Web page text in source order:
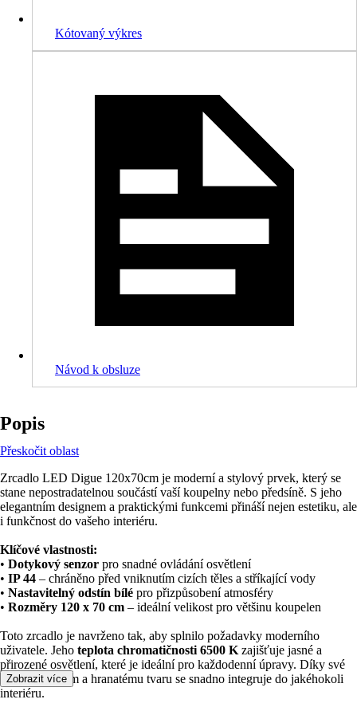
Kótovaný výkres
Návod k obsluze
Popis
Přeskočit oblast
Zrcadlo LED Digue 120x70cm je moderní a stylový prvek, který se
stane nepostradatelnou součástí vaší koupelny nebo předsíně. S jeho
elegantním designem a praktickými funkcemi přináší nejen estetiku, ale
i funkčnost do vašeho interiéru.
Klíčové vlastnosti:
• Dotykový senzor pro snadné ovládání osvětlení
• IP 44 – chráněno před vniknutím cizích těles a stříkající vody
• Nastavitelný odstín bílé pro přizpůsobení atmosféry
• Rozměry 120 x 70 cm – ideální velikost pro většinu koupelen
Toto zrcadlo je navrženo tak, aby splnilo požadavky moderního
uživatele. Jeho teplota chromatičnosti 6500 K zajišťuje jasné a
přirozené osvětlení, které je ideální pro každodenní úpravy. Díky své
tloušťce 30 mm a hranatému tvaru se snadno integruje do jakéhokoli
interiéru.
Zobrazit více